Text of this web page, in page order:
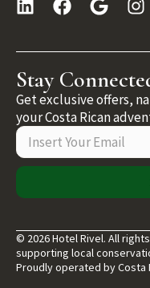
Stay
Get exclusive offers,
your Costa Rican
© 2026 Hotel Rivel. All
supporting local
Proudly operated by Costa